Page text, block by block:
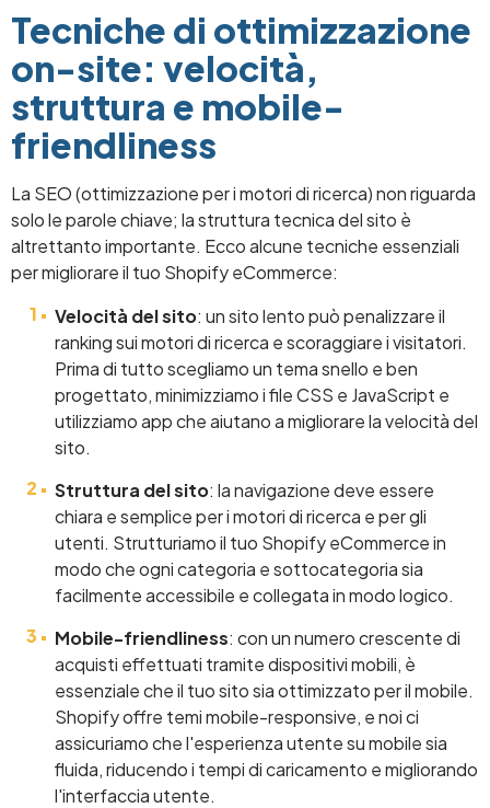
Tecniche di ottimizzazione
on-site: velocità,
struttura e mobile-
friendliness
La SEO (ottimizzazione per i motori di ricerca) non riguarda
solo le parole chiave; la struttura tecnica del sito è
altrettanto importante. Ecco alcune tecniche essenziali
per migliorare il tuo Shopify eCommerce:
Velocità del sito: un sito lento può penalizzare il
ranking sui motori di ricerca e scoraggiare i visitatori.
Prima di tutto scegliamo un tema snello e ben
progettato, minimizziamo i file CSS e JavaScript e
utilizziamo app che aiutano a migliorare la velocità del
sito.
Struttura del sito: la navigazione deve essere
chiara e semplice per i motori di ricerca e per gli
utenti. Strutturiamo il tuo Shopify eCommerce in
modo che ogni categoria e sottocategoria sia
facilmente accessibile e collegata in modo logico.
Mobile-friendliness: con un numero crescente di
acquisti effettuati tramite dispositivi mobili, è
essenziale che il tuo sito sia ottimizzato per il mobile.
Shopify offre temi mobile-responsive, e noi ci
assicuriamo che l'esperienza utente su mobile sia
fluida, riducendo i tempi di caricamento e migliorando
l'interfaccia utente.